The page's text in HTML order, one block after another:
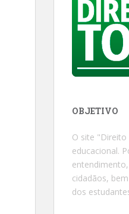
OBJETIVO
O site
educacional.
cidadãos,
dos